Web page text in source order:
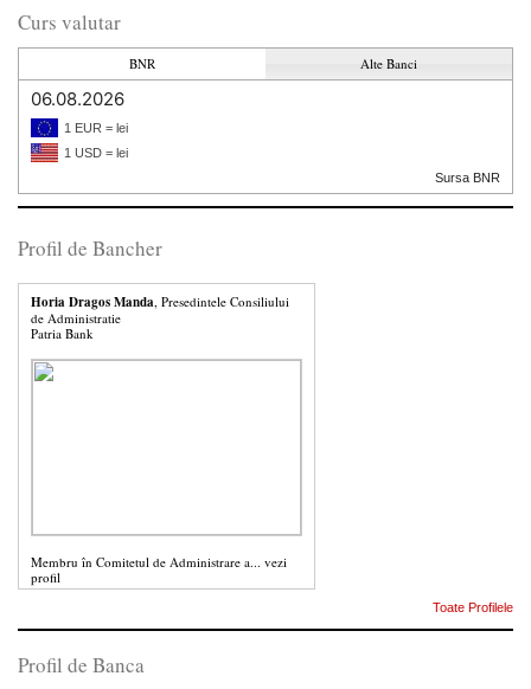
Curs valutar
BNR Alte Banci
06.08.2026
1 EUR = lei
1 USD = lei
Sursa BNR
Profil de Bancher
Horia Dragos Manda, Presedintele Consiliului
de Administratie
Patria Bank
Membru în Comitetul de Administrare a... vezi
profil
Toate Profilele
Profil de Banca